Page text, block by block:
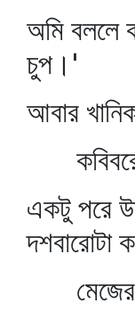
অমি বললে
চুপ।'
আবার
একটু পরে
দশবারোটা
মেজের